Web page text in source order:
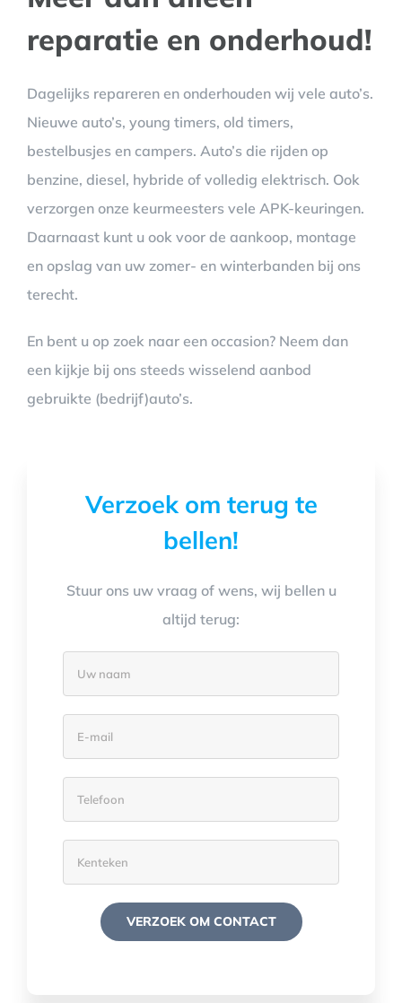
reparatie en onderhoud!
Dagelijks repareren en onderhouden wij vele auto’s.
Nieuwe auto’s, young timers, old timers,
bestelbusjes en campers. Auto’s die rijden op
benzine, diesel, hybride of volledig elektrisch. Ook
verzorgen onze keurmeesters vele APK-keuringen.
Daarnaast kunt u ook voor de aankoop, montage
en opslag van uw zomer- en winterbanden bij ons
terecht.
En bent u op zoek naar een occasion? Neem dan
een kijkje bij ons steeds wisselend aanbod
gebruikte (bedrijf)auto’s.
Verzoek om terug te
bellen!
Stuur ons uw vraag of wens, wij bellen u
altijd terug: